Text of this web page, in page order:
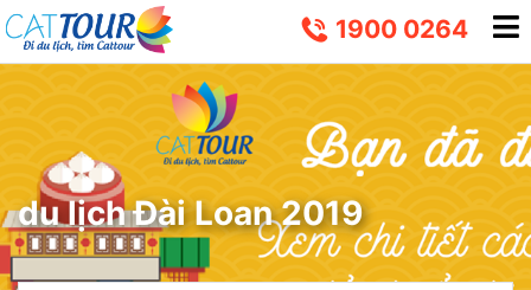
1900 0264
du lịch Đài Loan 2019